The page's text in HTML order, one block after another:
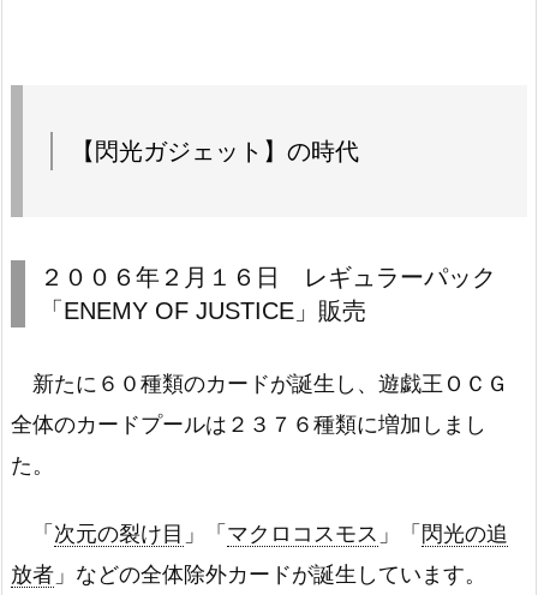
【閃光ガジェット】の時代
２００６年２月１６日 レギュラーパック
「ENEMY OF JUSTICE」販売
新たに６０種類のカードが誕生し、遊戯王ＯＣＧ
全体のカードプールは２３７６種類に増加しまし
た。
「 次元の裂け目 」「 マクロコスモス 」「 閃光の追
放者 」などの全体除外カードが誕生しています。